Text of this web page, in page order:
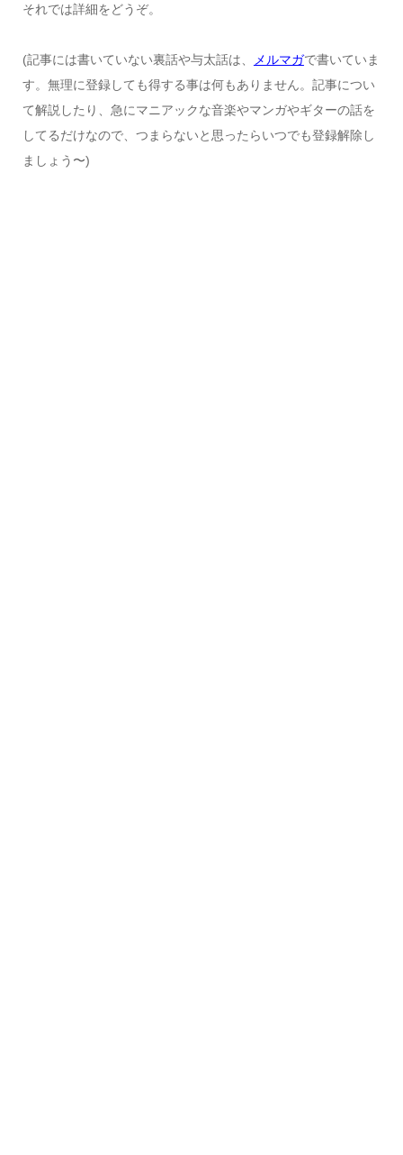
それでは詳細をどうぞ。
(記事には書いていない裏話や与太話は、 メルマガで書いていま
す。無理に登録しても得する事は何もありません。記事につい
て解説したり、急にマニアックな音楽やマンガやギターの話を
してるだけなので、つまらないと思ったらいつでも登録解除し
ましょう〜)